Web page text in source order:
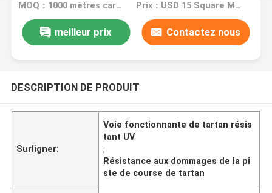
MOQ：1000 mètres carrés Prix：USD 15 Square Meter
meilleur prix Contactez nous
DESCRIPTION DE PRODUIT
Surligner:
Voie fonctionnante de tartan résis
tant UV
,
Résistance aux dommages de la pi
ste de course de tartan